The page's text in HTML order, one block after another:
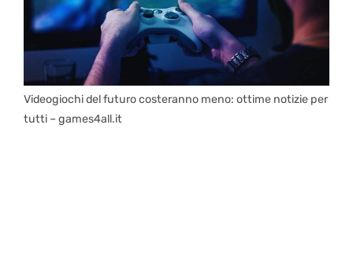
Videogiochi del futuro costeranno meno: ottime notizie per
tutti – games4all.it